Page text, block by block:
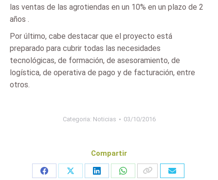
las ventas de las agrotiendas en un 10% en un plazo de 2
años .
Por último, cabe destacar que el proyecto está
preparado para cubrir todas las necesidades
tecnológicas, de formación, de asesoramiento, de
logística, de operativa de pago y de facturación, entre
otros.
Categoria: Noticias 03/10/2016
Compartir
Share
Share
Share
Share